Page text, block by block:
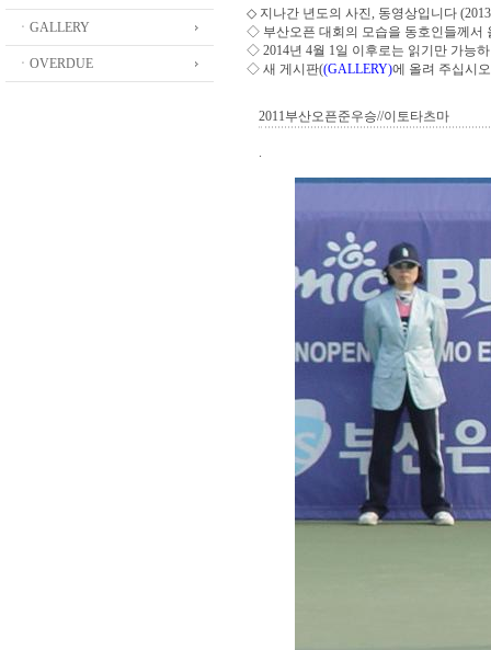
ㆍGALLERY
ㆍOVERDUE
◇ 지나간 년도의 사진, 동영상입니다
◇ 부산오픈 대회의 모습을 동호인들께서
◇ 2014년 4월 1일 이후로는 읽기만 가능
◇ 새 게시판((GALLERY)에 올려 주십시오
2011부산오픈준우승//이토타츠마
.